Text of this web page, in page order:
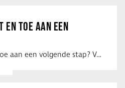
EN TOE AAN EEN
Ben jij optometrist en toe aan een volgende stap? Voor een optiekketen is Eye …